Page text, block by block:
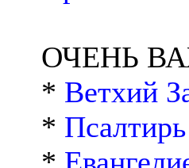
ОЧЕНЬ
* Ветхий
* Псалтирь